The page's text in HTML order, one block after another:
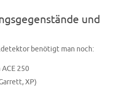
und
benötigt man noch:
250
XP)